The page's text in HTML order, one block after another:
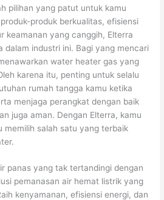
pilihan yang patut untuk kamu
produk berkualitas, efisiensi
keamanan yang canggih, Elterra
dalam industri ini. Bagi yang mencari
water heater gas yang
karena itu, penting untuk selalu
rumah tangga kamu ketika
menjaga perangkat dengan baik
juga aman. Dengan Elterra, kamu
memilih salah satu yang terbaik
panas yang tak tertandingi dengan
pemanasan air hemat listrik yang
kenyamanan, efisiensi energi, dan